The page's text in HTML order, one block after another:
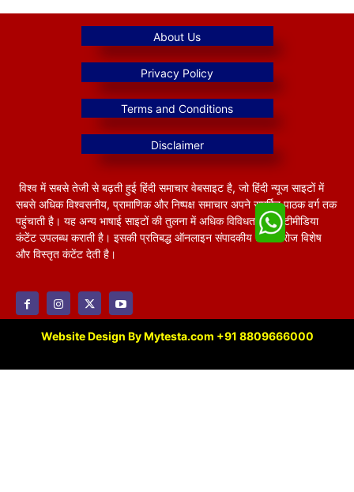
विश्व में सबसे तेजी से बढ़ती हुई हिंदी समाचार वेबसाइट है, जो हिंदी न्यूज साइटों में
सबसे अधिक विश्वसनीय, प्रामाणिक और निष्पक्ष समाचार अपने समर्पित पाठक वर्ग तक
पहुंचाती है। यह अन्य भाषाई साइटों की तुलना में अधिक विविधतापूर्ण मल्टीमीडिया
कंटेंट उपलब्ध कराती है। इसकी प्रतिबद्ध ऑनलाइन संपादकीय टीम हररोज विशेष
और विस्तृत कंटेंट देती है।
Website Design By Mytesta.com +91 8809666000